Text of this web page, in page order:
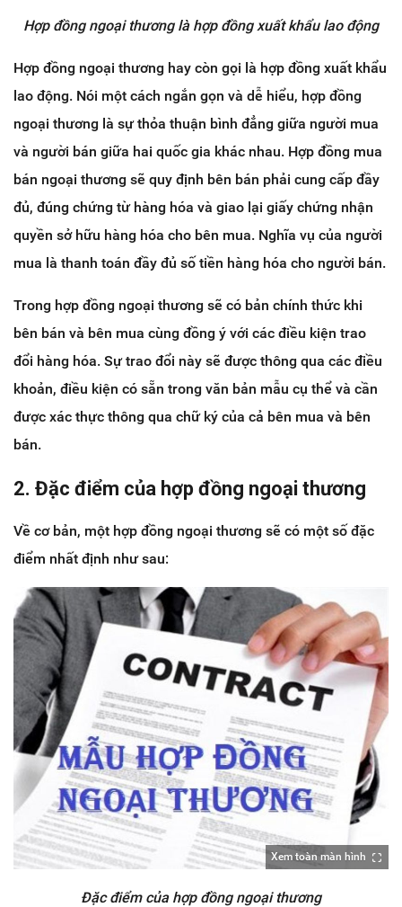
Hợp đồng ngoại thương là hợp đồng xuất khẩu lao động
Hợp đồng ngoại thương hay còn gọi là hợp đồng xuất khẩu
lao động. Nói một cách ngắn gọn và dễ hiểu, hợp đồng
ngoại thương là sự thỏa thuận bình đẳng giữa người mua
và người bán giữa hai quốc gia khác nhau. Hợp đồng mua
bán ngoại thương sẽ quy định bên bán phải cung cấp đầy
đủ, đúng chứng từ hàng hóa và giao lại giấy chứng nhận
quyền sở hữu hàng hóa cho bên mua. Nghĩa vụ của người
mua là thanh toán đầy đủ số tiền hàng hóa cho người bán.
Trong hợp đồng ngoại thương sẽ có bản chính thức khi
bên bán và bên mua cùng đồng ý với các điều kiện trao
đổi hàng hóa. Sự trao đổi này sẽ được thông qua các điều
khoản, điều kiện có sẵn trong văn bản mẫu cụ thể và cần
được xác thực thông qua chữ ký của cả bên mua và bên
bán.
2. Đặc điểm của hợp đồng ngoại thương
Về cơ bản, một hợp đồng ngoại thương sẽ có một số đặc
điểm nhất định như sau:
Xem toàn màn hình
Đặc điểm của hợp đồng ngoại thương